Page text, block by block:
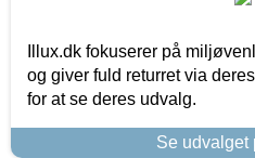
Illux.dk fokuserer på
og giver fuld returret via
for at se deres udvalg.
Se udvalget